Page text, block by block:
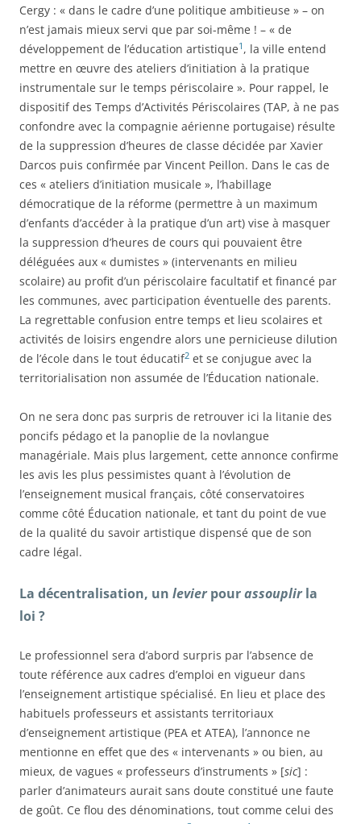
Cergy : « dans le cadre d’une politique ambitieuse » – on
n’est jamais mieux servi que par soi-même ! – « de
développement de l’éducation artistique1 , la ville entend
mettre en œuvre des ateliers d’initiation à la pratique
instrumentale sur le temps périscolaire ». Pour rappel, le
dispositif des Temps d’Activités Périscolaires (TAP, à ne pas
confondre avec la compagnie aérienne portugaise) résulte
de la suppression d’heures de classe décidée par Xavier
Darcos puis confirmée par Vincent Peillon. Dans le cas de
ces « ateliers d’initiation musicale », l’habillage
démocratique de la réforme (permettre à un maximum
d’enfants d’accéder à la pratique d’un art) vise à masquer
la suppression d’heures de cours qui pouvaient être
déléguées aux « dumistes » (intervenants en milieu
scolaire) au profit d’un périscolaire facultatif et financé par
les communes, avec participation éventuelle des parents.
La regrettable confusion entre temps et lieu scolaires et
activités de loisirs engendre alors une pernicieuse dilution
de l’école dans le tout éducatif2 et se conjugue avec la
territorialisation non assumée de l’Éducation nationale.
On ne sera donc pas surpris de retrouver ici la litanie des
poncifs pédago et la panoplie de la novlangue
managériale. Mais plus largement, cette annonce confirme
les avis les plus pessimistes quant à l’évolution de
l’enseignement musical français, côté conservatoires
comme côté Éducation nationale, et tant du point de vue
de la qualité du savoir artistique dispensé que de son
cadre légal.
La décentralisation, un levierpourassouplirla
loi ?
Le professionnel sera d’abord surpris par l’absence de
toute référence aux cadres d’emploi en vigueur dans
l’enseignement artistique spécialisé. En lieu et place des
habituels professeurs et assistants territoriaux
d’enseignement artistique (PEA et ATEA), l’annonce ne
mentionne en effet que des « intervenants » ou bien, au
mieux, de vagues « professeurs d’instruments » [sic] :
parler d’animateurs aurait sans doute constitué une faute
de goût. Ce flou des dénominations, tout comme celui des